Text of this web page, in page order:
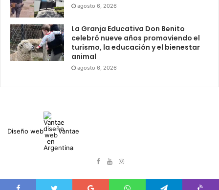
agosto 6, 2026
La Granja Educativa Don Benito
celebró nueve años promoviendo el
turismo, la educación y el bienestar
animal
agosto 6, 2026
Diseño web Vantae